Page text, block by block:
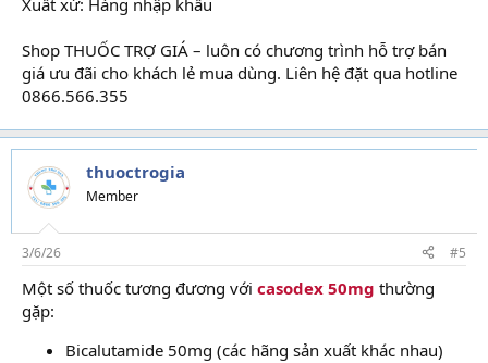
Xuất xứ: Hàng nhập khẩu
Shop THUỐC TRỢ GIÁ – luôn có chương trình hỗ trợ bán
giá ưu đãi cho khách lẻ mua dùng. Liên hệ đặt qua hotline
0866.566.355
thuoctrogia
Member
3/6/26 #5
Một số thuốc tương đương với casodex 50mg thường
gặp:
Bicalutamide 50mg (các hãng sản xuất khác nhau)